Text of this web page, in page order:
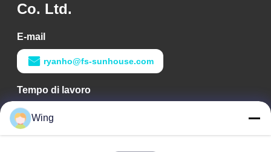
Co. Ltd.
E-mail
ryanho@fs-sunhouse.com
Tempo di lavoro
9:00-18:00
Il nostro indirizzo
Wing